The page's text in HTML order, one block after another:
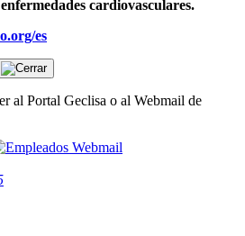
cardiovasculares.
es
al Portal Geclisa o al Webmail de
Webmail